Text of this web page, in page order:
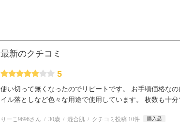
最新のクチコミ
5
使い切って無くなったのでリピートです。 お手頃価格な
イル落としなど色々な用途で使用しています。 枚数も十
りーこ9696さん 30歳 混合肌 クチコミ投稿 10件 購入品